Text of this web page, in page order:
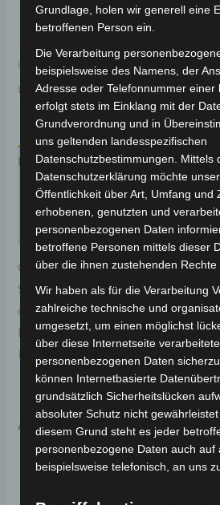
inkl. 19 % MwSt.
Kostenloser Versand
Lieferzeit:Versandfertig innerhalb 24
Beschreibung
Produktsicherheit
Rezensionen (0)
Original-Ersatzteil für den Elektro-
Schwingenabdeckung links-
optimale Funktionalität und
Informationen zum Fahrzeug
Motor Elektro-Scooter VSX
Ähnliche Produkte
Grundlage, holen wir generell eine
betroffenen Person ein.
Die Verarbeitung
beispielsweise des Namens, der
Adresse oder Telefonnummer einer
erfolgt stets im Einklang mit der
Grundverordnung und in
uns geltenden landesspezifischen
Datenschutzbestimmungen. Mittels
Datenschutzerklärung möchte
Öffentlichkeit über Art, Umfang und
erhobenen, genutzten und
personenbezogenen Daten
betroffene Personen mittels dieser
über die ihnen zustehenden Rechte
Wir haben als für die Verarbeitung
zahlreiche technische und
umgesetzt, um einen möglichst
über diese Internetseite
personenbezogenen Daten
können Internetbasierte
grundsätzlich Sicherheitslücken
absoluter Schutz nicht
diesem Grund steht es jeder
personenbezogene Daten auch auf
beispielsweise telefonisch, an uns